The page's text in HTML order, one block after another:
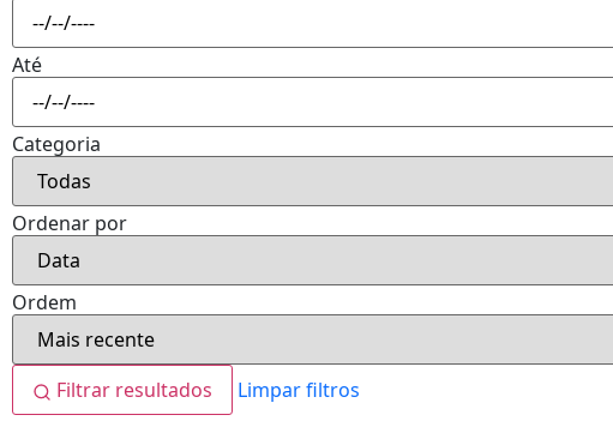
Até
Categoria
Ordenar por
Ordem
Filtrar resultados Limpar filtros